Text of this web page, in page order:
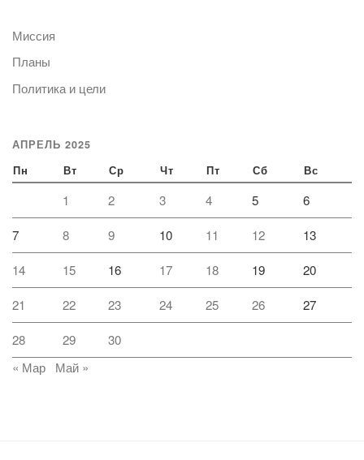
Миссия
Планы
Политика и цели
АПРЕЛЬ 2025
Пн Вт Ср Чт Пт Сб Вс
1 2 3 4 5 6
7 8 9 10 11 12 13
14 15 16 17 18 19 20
21 22 23 24 25 26 27
28 29
30
« Мар
Май »